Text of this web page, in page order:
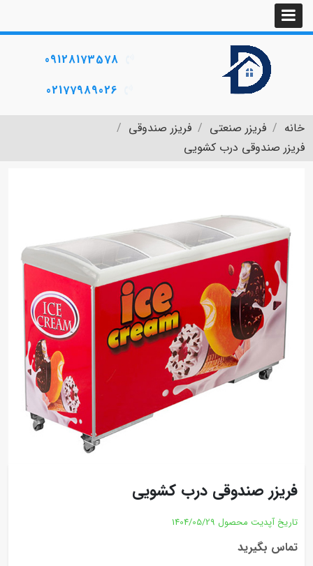
09128173578
02177989026
خانه فریزر صنعتی
فریزر صندوقی
فریزر صندوقی درب کشویی
فریزر صندوقی درب کشویی
تاریخ آپدیت محصول 1404/05/29
تماس بگیرید